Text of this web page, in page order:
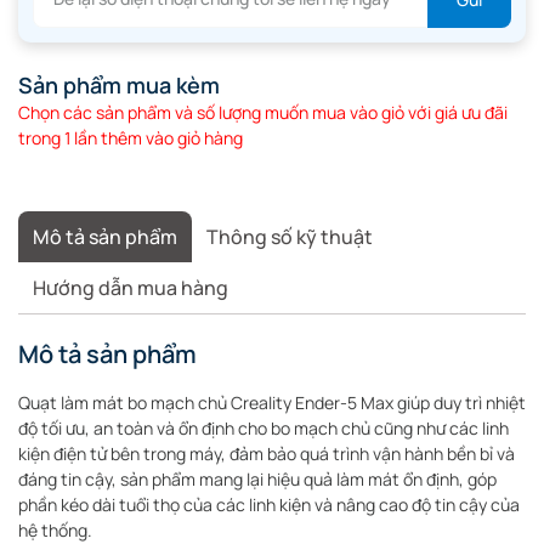
Sản phẩm mua kèm
Chọn các sản phẩm và số lượng muốn mua vào giỏ với giá ưu đãi
trong 1 lần thêm vào giỏ hàng
Mô tả sản phẩm
Thông số kỹ thuật
Hướng dẫn mua hàng
Mô tả sản phẩm
Quạt làm mát bo mạch chủ Creality Ender-5 Max giúp duy trì nhiệt
độ tối ưu, an toàn và ổn định cho bo mạch chủ cũng như các linh
kiện điện tử bên trong máy, đảm bảo quá trình vận hành bền bỉ và
đáng tin cậy, sản phẩm mang lại hiệu quả làm mát ổn định, góp
phần kéo dài tuổi thọ của các linh kiện và nâng cao độ tin cậy của
hệ thống.